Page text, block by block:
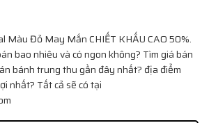
Màu Đỏ May MắnCHIẾT KHẤU CAO 50%.
bao nhiêu và có ngon không? Tìm giá bán
bánh trung thu gần đây nhất? địa điểm
nhất? Tất cả sẽ có tại